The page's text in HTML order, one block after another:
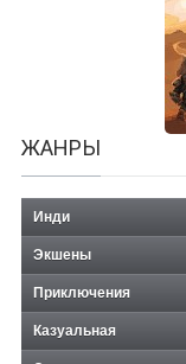
Are You
ЖАНРЫ
Инди
Экшены
Приключения
Казуальная